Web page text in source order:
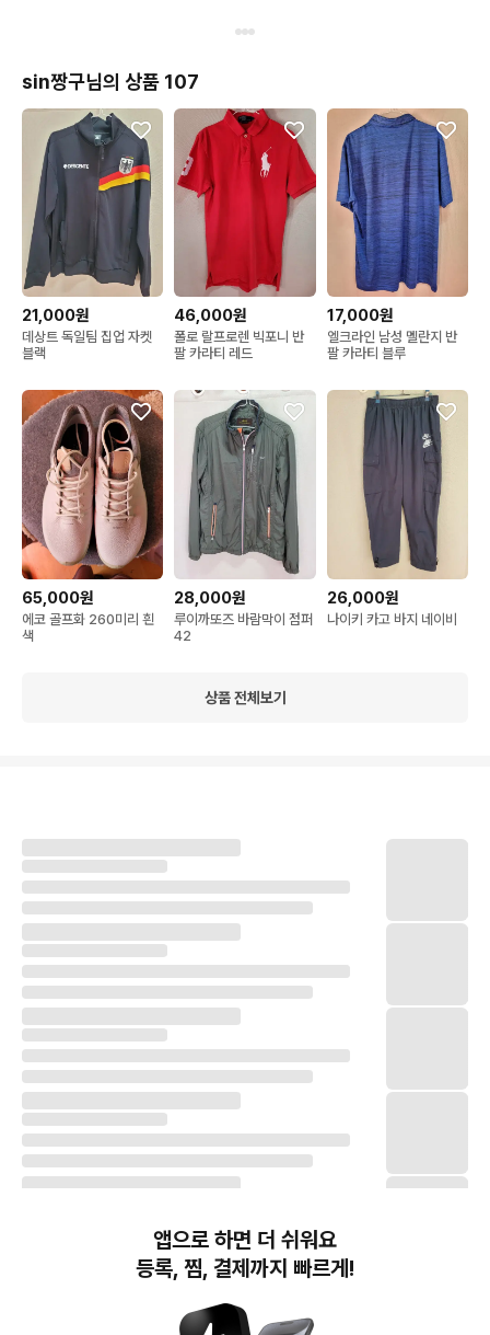
sin짱구님의 상품 107
21,000원
데상트 독일팀 집업 자켓
블랙
46,000원
폴로 랄프로렌 빅포니 반
팔 카라티 레드
17,000원
엘크라인 남성 멜란지 반
팔 카라티 블루
65,000원
에코 골프화 260미리 흰
색
28,000원
루이까또즈 바람막이 점퍼
42
26,000원
나이키 카고 바지 네이비
상품 전체보기
앱으로 하면 더 쉬워요
등록, 찜, 결제까지 빠르게!